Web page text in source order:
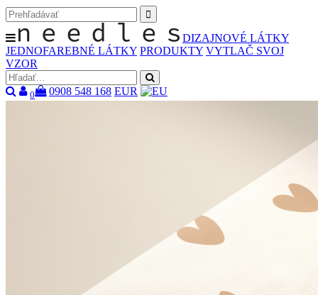
DIZAJNOVÉ LÁTKY
JEDNOFAREBNÉ LÁTKY PRODUKTY VYTLAČ SVOJ
VZOR
0 0908 548 168 EUR